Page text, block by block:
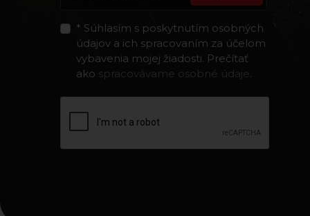
* Súhlasím s poskytnutím osobných
údajov a ich spracovaním za účelom
vybavenia mojej žiadosti. Prečítať
ako spracovávame osobné údaje.